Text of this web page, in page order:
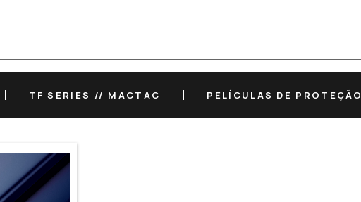
TF SERIES // MACTAC PELÍCULAS DE PROTEÇÃO